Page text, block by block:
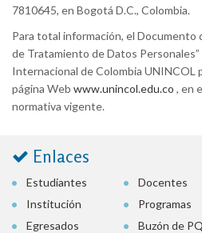
7810645, en Bogotá D.C., Colombia.
Para total información, el Documento
de Tratamiento de Datos
Internacional de Colombia UNINCOL
página Web www.unincol.edu.co , en
normativa vigente.
Enlaces
Estudiantes
Docentes
Institución
Programas
Egresados
Buzón de